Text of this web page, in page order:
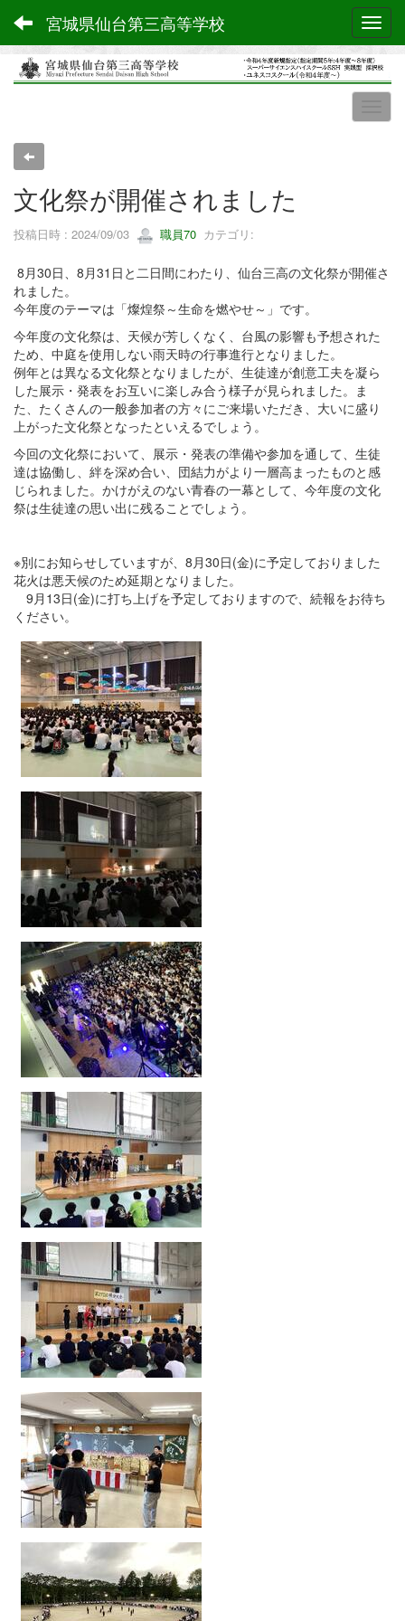
宮城県仙台第三高等学校
文化祭が開催されました
投稿日時 : 2024/09/03 職員70 カテゴリ:
8月30日、8月31日と二日間にわたり、仙台三高の文化祭が開催さ
れました。
今年度のテーマは「燦煌祭～生命を燃やせ～」です。
今年度の文化祭は、天候が芳しくなく、台風の影響も予想された
ため、中庭を使用しない雨天時の行事進行となりました。
例年とは異なる文化祭となりましたが、生徒達が創意工夫を凝ら
した展示・発表をお互いに楽しみ合う様子が見られました。ま
た、たくさんの一般参加者の方々にご来場いただき、大いに盛り
上がった文化祭となったといえるでしょう。
今回の文化祭において、展示・発表の準備や参加を通して、生徒
達は協働し、絆を深め合い、団結力がより一層高まったものと感
じられました。かけがえのない青春の一幕として、今年度の文化
祭は生徒達の思い出に残ることでしょう。
※別にお知らせしていますが、8月30日(金)に予定しておりました
花火は悪天候のため延期となりました。
9月13日(金)に打ち上げを予定しておりますので、続報をお待ち
ください。